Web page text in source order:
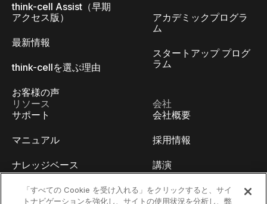
think-cell Assist（早期
アクセス版）
最新情報
think-cellを選ぶ理由
お客様の声
アカデミックプログラ
ム
スタートアップ プログ
ラム
リソース
サポート
マニュアル
ナレッジベース
think-cell Academy
会社
会社概要
採用情報
講演
イベント
「すべての Cookie を受け入れる」をクリックすると、サイ
トナビゲーションを強化し、サイトの使用状況を分析し、弊